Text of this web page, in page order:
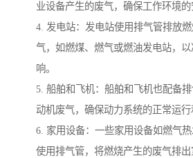
业设备产生的废气，确保工作环境的
4. 发电站：发电站使用排气管排放
气，如燃煤、燃气或燃油发电站，
响。
5. 船舶和飞机：船舶和飞机也配备
动机废气，确保动力系统的正常运行
6. 家用设备：一些家用设备如燃气
使用排气管，将燃烧产生的废气排